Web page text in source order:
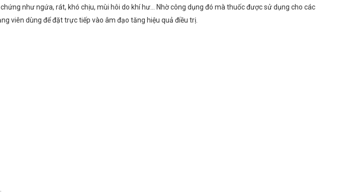
như ngứa, rát, khó chịu, mùi hôi do khí hư… Nhờ công dụng đó mà thuốc được sử dụng cho các
viên dùng để đặt trực tiếp vào âm đạo tăng hiệu quả điều trị.